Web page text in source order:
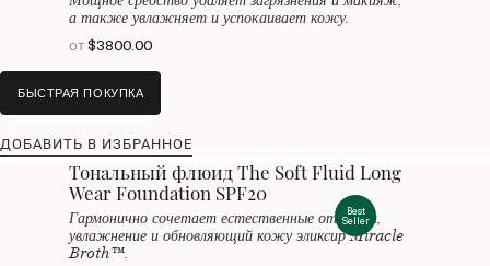
а также увлажняет и успокаивает кожу.
от$3800.00
БЫСТРАЯ ПОКУПКА
ДОБАВИТЬ В ИЗБРАННОЕ
Best
Seller
Тональный флюид The Soft Fluid Long
Wear Foundation SPF20
Гармонично сочетает естественные оттенки,
увлажнение и обновляющий кожу эликсир Miracle
Broth™.